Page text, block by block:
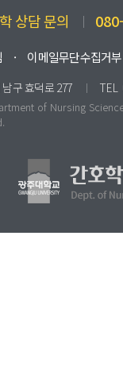
상담 문의
이메일무단수집거부
구 효덕로 277 TEL
artment of Nursing